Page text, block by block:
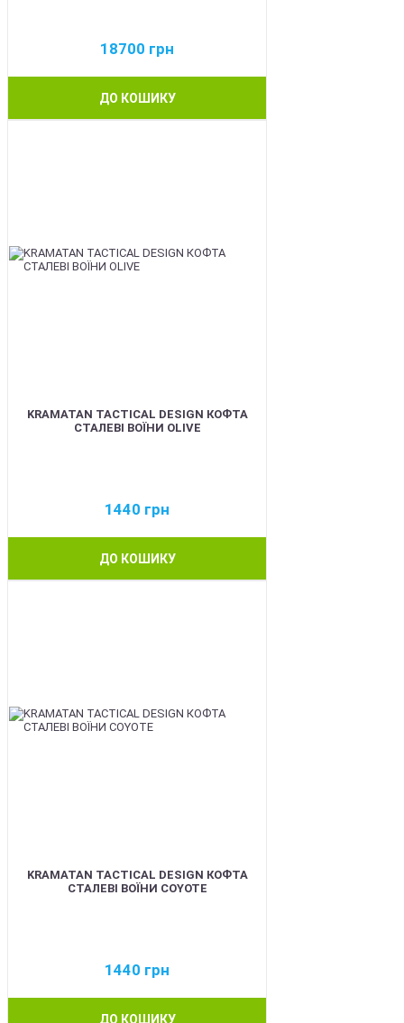
18700 грн
ДО КОШИКУ
KRAMATAN TACTICAL DESIGN КОФТА
СТАЛЕВІ ВОЇНИ OLIVE
1440 грн
ДО КОШИКУ
KRAMATAN TACTICAL DESIGN КОФТА
СТАЛЕВІ ВОЇНИ COYOTE
1440 грн
ДО КОШИКУ